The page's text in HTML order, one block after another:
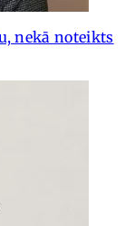
nekā noteikts